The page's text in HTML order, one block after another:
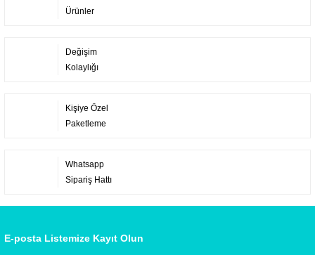
Ürünler
Değişim
Kolaylığı
Kişiye Özel
Paketleme
Whatsapp
Sipariş Hattı
E-posta Listemize Kayıt Olun